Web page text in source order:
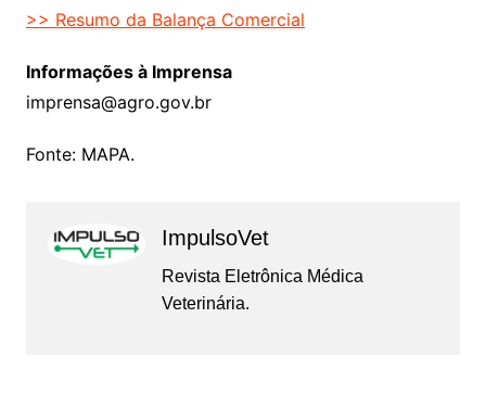
>> Resumo da Balança Comercial
Informações à Imprensa
imprensa@agro.gov.br
Fonte: MAPA.
ImpulsoVet
Revista Eletrônica Médica
Veterinária.